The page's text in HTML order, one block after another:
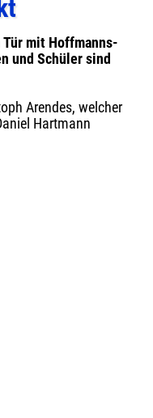
mit Hoffmanns-
und Schüler sind
Arendes, welcher
Hartmann